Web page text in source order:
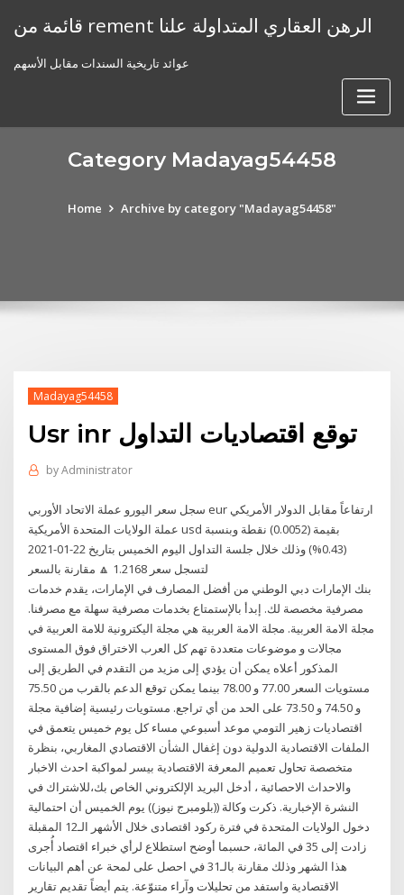
قائمة من rement الرهن العقاري المتداولة علنا
عوائد تاريخية السندات مقابل الأسهم
Category Madayag54458
Home Archive by category "Madayag54458"
Madayag54458
Usr inr توقع اقتصاديات التداول
byAdministrator
سجل سعر اليورو عملة الاتحاد الأوربي eur ارتفاعاً مقابل الدولار الأمريكي
عملة الولايات المتحدة الأمريكية usd بقيمة (0.0052) نقطة وبنسبة
(0.43%) وذلك خلال جلسة التداول اليوم الخميس بتاريخ 22-01-2021
لتسجل سعر 1.2168 🔼 مقارنة بالسعر
بنك الإمارات دبي الوطني من أفضل المصارف في الإمارات، يقدم خدمات
مصرفية مخصصة لك. إبدأ بالإستمتاع بخدمات مصرفية سهلة مع مصرفنا.
مجلة الامة العربية. مجلة الامة العربية هي مجلة اليكترونية للامة العربية في
مجالات و موضوعات متعددة تهم كل العرب الاختراق فوق المستوى
المذكور أعلاه يمكن أن يؤدي إلى مزيد من التقدم في الطريق إلى
مستويات السعر 77.00 و 78.00 بينما يمكن توقع الدعم بالقرب من 75.50
و 74.50 و 73.50 على الحد من أي تراجع. مستويات رئيسية إضافية مجلة
اقتصاديات زهير التومي موعد أسبوعي مساء كل يوم خميس يتعمق في
الملفات الاقتصادية الدولية دون إغفال الشأن الاقتصادي المغاربي، بنظرة
متخصصة تحاول تعميم المعرفة الاقتصادية بيسر لمواكبة احدث الاخبار
والاحداث الاحصائية ، أدخل البريد الإلكتروني الخاص بك،للاشتراك في
النشرة الإخبارية. ذكرت وكالة ((بلومبرج نيوز)) يوم الخميس أن احتمالية
دخول الولايات المتحدة في فترة ركود اقتصادى خلال الأشهر الـ12 المقبلة
زادت إلى 35 في المائة، حسبما أوضح استطلاع لرأي خبراء اقتصاد أُجرى
هذا الشهر وذلك مقارنة بالـ31 في احصل على لمحة عن أهم البيانات
الاقتصادية واستفد من تحليلات وآراء متنوّعة. يتم أيضاً تقديم تقارير